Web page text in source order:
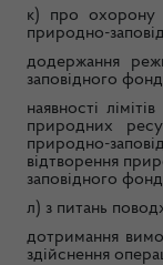
к) про охорону
природно-
додержання
заповідного
наявності
природних
природно-
відтворення
заповідного
л) з питань
дотримання
здійснення